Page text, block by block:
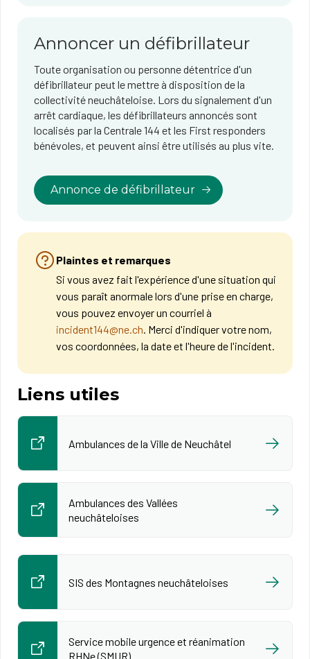
Annoncer un défibrillateur
Toute organisation ou personne détentrice d'un
défibrillateur peut le mettre à disposition de la
collectivité neuchâteloise. Lors du signalement d'un
arrêt cardiaque, les défibrillateurs annoncés sont
localisés par la Centrale 144 et les First responders
bénévoles, et peuvent ainsi être utilisés au plus vite.
Annonce de défibrillateur
Plaintes et remarques
Si vous avez fait l'expérience d'une situation qui
vous paraît anormale lors d'une prise en charge,
vous pouvez envoyer un courriel à
incident144@ne.ch. Merci d'indiquer votre nom,
vos coordonnées, la date et l'heure de l'incident.
Liens utiles
Ambulances de la Ville de Neuchâtel
Ambulances des Vallées
neuchâteloises
SIS des Montagnes neuchâteloises
Service mobile urgence et réanimation
RHNe (SMUR)